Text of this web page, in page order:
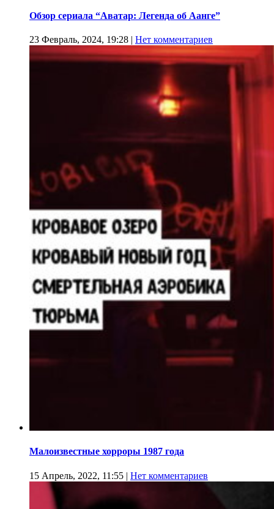
Обзор сериала “Аватар: Легенда об Аанге”
23 Февраль, 2024, 19:28 | Нет комментариев
Малоизвестные хорроры 1987 года
15 Апрель, 2022, 11:55 | Нет комментариев